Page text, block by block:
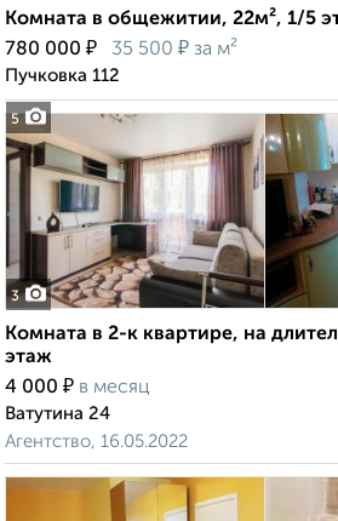
5
Комната в общежитии, 22м², 1/5
780 000 ₽ 35 500 ₽ за м²
Пучковка 112
3
Комната в 2-к квартире, на
этаж
4 000 ₽ в месяц
Ватутина 24
Агентство, 16.05.2022